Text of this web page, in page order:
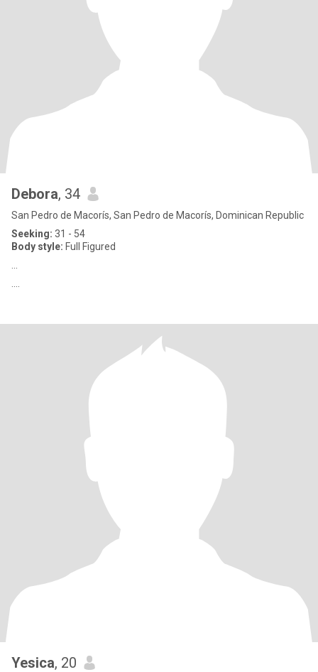
Debora, 34
San Pedro de Macorís, San Pedro de Macorís, Dominican Republic
Seeking: 31 - 54
Body style: Full Figured
Yesica, 20